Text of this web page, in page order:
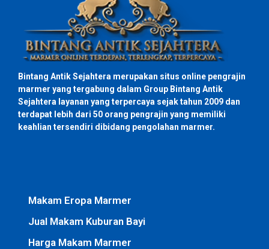
Bintang Antik Sejahtera merupakan situs online pengrajin
marmer yang tergabung dalam Group Bintang Antik
Sejahtera layanan yang terpercaya sejak tahun 2009 dan
terdapat lebih dari 50 orang pengrajin yang memiliki
keahlian tersendiri dibidang pengolahan marmer.
Makam Eropa Marmer
Jual Makam Kuburan Bayi
Harga Makam Marmer